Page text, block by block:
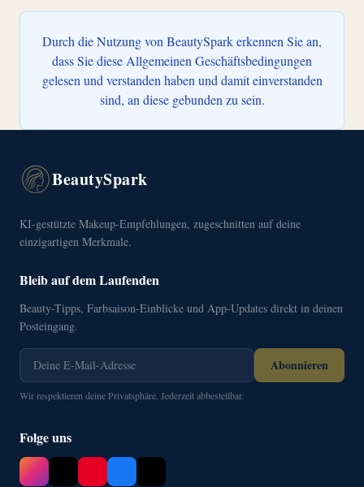
Durch die Nutzung von BeautySpark erkennen Sie an,
dass Sie diese Allgemeinen Geschäftsbedingungen
gelesen und verstanden haben und damit einverstanden
sind, an diese gebunden zu sein.
BeautySpark
KI-gestützte Makeup-Empfehlungen, zugeschnitten auf deine
einzigartigen Merkmale.
Bleib auf dem Laufenden
Beauty-Tipps, Farbsaison-Einblicke und App-Updates direkt in deinen
Posteingang.
Abonnieren
Wir respektieren deine Privatsphäre. Jederzeit abbestellbar.
Folge uns